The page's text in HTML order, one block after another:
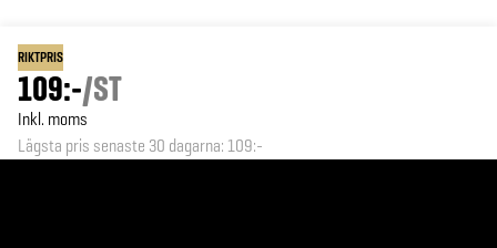
RIKTPRIS
109:-/ST
Inkl. moms
Lägsta pris senaste 30 dagarna: 109:-